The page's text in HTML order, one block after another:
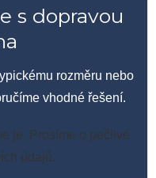
s dopravou
rozměru nebo
vhodné řešení.
je. Prosíme o pečlivé
údajů.